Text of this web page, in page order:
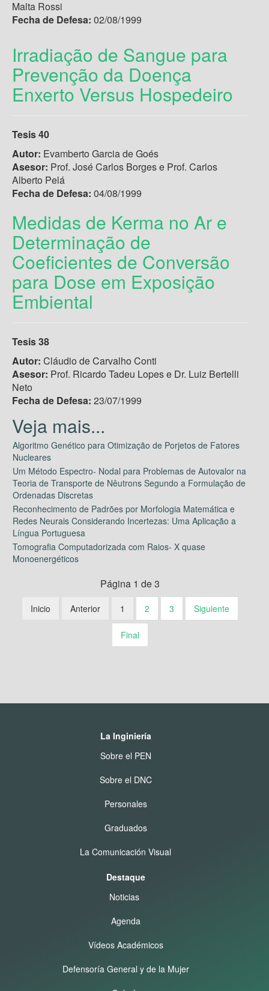
Malta Rossi
Fecha de Defesa: 02/08/1999
Irradiação de Sangue para
Prevenção da Doença
Enxerto Versus Hospedeiro
Tesis 40
Autor: Evamberto Garcia de Goés
Asesor: Prof. José Carlos Borges e Prof. Carlos
Alberto Pelá
Fecha de Defesa: 04/08/1999
Medidas de Kerma no Ar e
Determinação de
Coeficientes de Conversão
para Dose em Exposição
Embiental
Tesis 38
Autor: Cláudio de Carvalho Conti
Asesor: Prof. Ricardo Tadeu Lopes e Dr. Luiz Bertelli
Neto
Fecha de Defesa: 23/07/1999
Algoritmo Genético para Otimização de Porjetos de Fatores
Nucleares
Um Método Espectro- Nodal para Problemas de Autovalor na
Teoria de Transporte de Nêutrons Segundo a Formulação de
Ordenadas Discretas
Reconhecimento de Padrões por Morfologia Matemática e
Redes Neurais Considerando Incertezas: Uma Aplicação a
Língua Portuguesa
Tomografia Computadorizada com Raios- X quase
Monoenergéticos
Página 1 de 3
Inicio Anterior 1 2 3 Siguiente
Final
La Inginiería
Sobre el PEN
Sobre el DNC
Personales
Graduados
La Comunicación Visual
Destaque
Noticias
Agenda
Vídeos Académicos
Defensoría General y de la Mujer